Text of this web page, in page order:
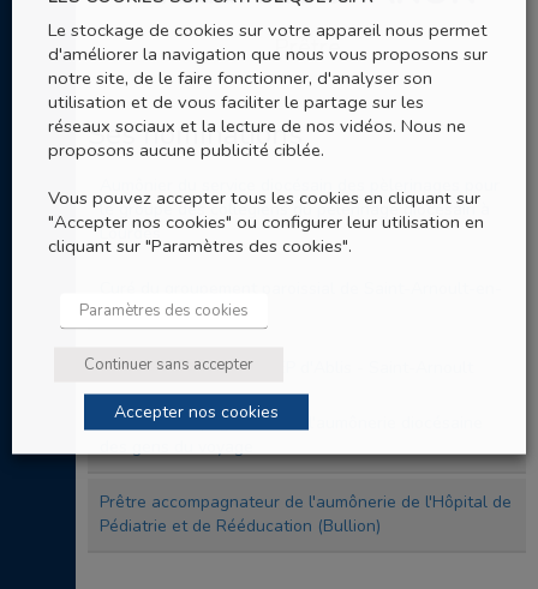
Prêtre
Ses nominations
le groupe des collégiens du pèlerinage diocésain à
Lourdes
Yvelines
Prêtre référent pour l’AEP d'Ablis - Saint-Arnoult
Prêtre accompagnateur de l'aumônerie diocésaine
Prêtre accompagnateur de l'aumônerie de l'Hôpital de
Pédiatrie et de Rééducation (Bullion)
Le stockage de cookies sur votre appareil nous permet
d'améliorer la navigation que nous vous proposons sur
notre site, de le faire fonctionner, d'analyser son
utilisation et de vous faciliter le partage sur les
réseaux sociaux et la lecture de nos vidéos. Nous ne
proposons aucune publicité ciblée.
Vous pouvez accepter tous les cookies en cliquant sur
"Accepter nos cookies" ou configurer leur utilisation en
cliquant sur "Paramètres des cookies".
Paramètres des cookies
Continuer sans accepter
Accepter nos cookies